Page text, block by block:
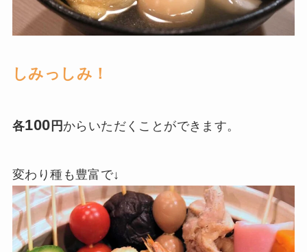
しみっしみ！
各100 円 からいただくことができます。
変わり種も豊富で↓